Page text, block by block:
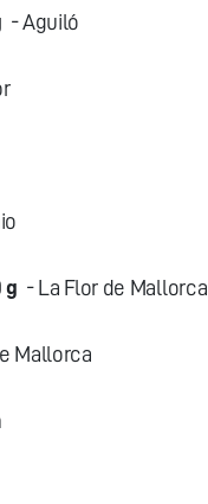
- Aguiló
g - La Flor de Mallorca
Mallorca